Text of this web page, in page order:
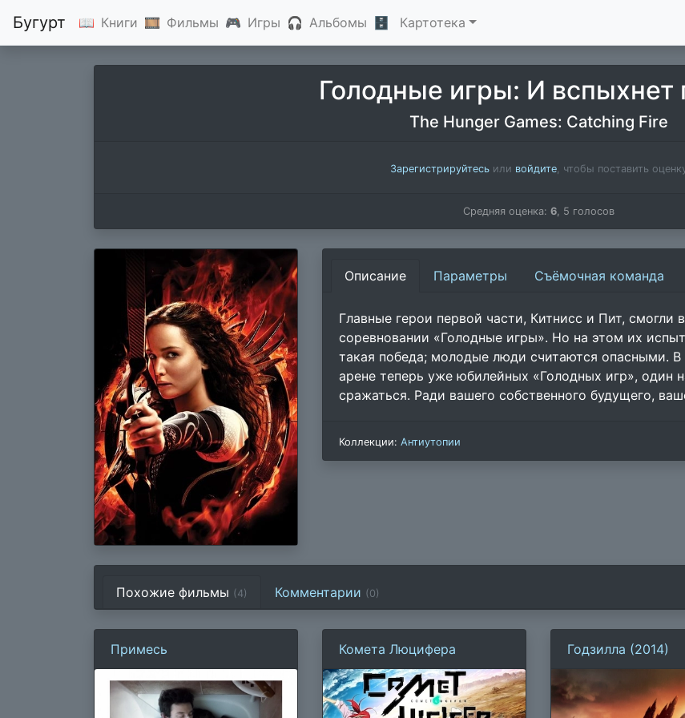
Бугурт 📖 Книги 🎞 Фильмы 🎮 Игры 🎧 Альбомы 🗄 Картотека
Голодные игры: И вспыхнет
The Hunger Games: Catching Fire
Зарегистрируйтесьили войдите, чтобы поставить
Средняя оценка: 6, 5 голосов
Описание Параметры Съёмочная команда
Главные герои первой части, Китнисс и Пит,
соревновании «Голодные игры». Но на этом их
такая победа; молодые люди считаются опасными. В
арене теперь уже юбилейных «Голодных игр», один
сражаться. Ради вашего собственного будущего,
Коллекции: Антиутопии
Похожие фильмы (4) Комментарии (0)
Примесь Комета Люцифера Годзилла (2014)